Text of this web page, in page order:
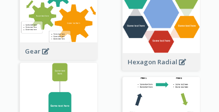
Hexagon Radial
Gear